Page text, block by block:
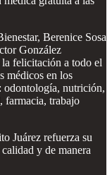
Berenice Sosa
González
felicitación a todo el
médicos en los
odontología, nutrición,
farmacia, trabajo
Juárez refuerza su
y de manera